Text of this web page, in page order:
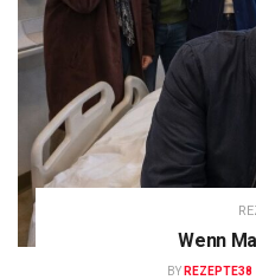
Wenn
BY REZEPTE38